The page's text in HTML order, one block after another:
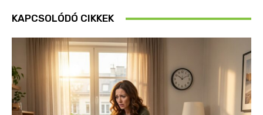
KAPCSOLÓDÓ CIKKEK